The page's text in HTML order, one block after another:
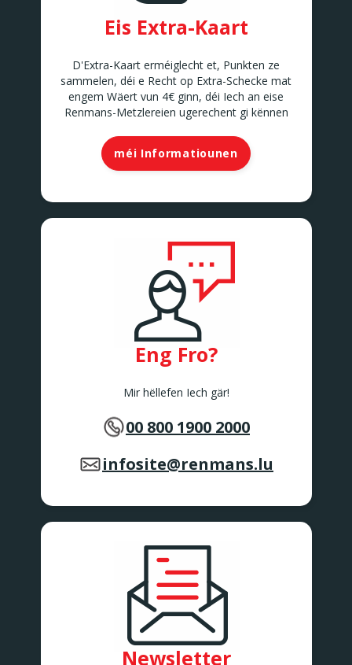
Eis Extra-Kaart
D'Extra-Kaart erméiglecht et, Punkten ze
sammelen, déi e Recht op Extra-Schecke mat
engem Wäert vun 4€ ginn, déi Iech an eise
Renmans-Metzlereien ugerechent gi kënnen
méi Informatiounen
Eng Fro?
Mir hëllefen Iech gär!
00 800 1900 2000
infosite@renmans.lu
Newsletter